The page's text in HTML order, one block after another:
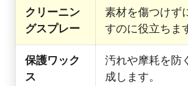
クリーニン
グスプレー
素材を傷つけず
すのに役立ちま
保護ワック
ス
汚れや摩耗を防
成します。